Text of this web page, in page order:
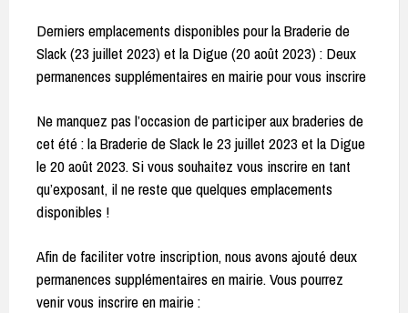
Derniers emplacements disponibles pour la Braderie de
Slack (23 juillet 2023) et la Digue (20 août 2023) : Deux
permanences supplémentaires en mairie pour vous inscrire
Ne manquez pas l’occasion de participer aux braderies de
cet été : la Braderie de Slack le 23 juillet 2023 et la Digue
le 20 août 2023. Si vous souhaitez vous inscrire en tant
qu’exposant, il ne reste que quelques emplacements
disponibles !
Afin de faciliter votre inscription, nous avons ajouté deux
permanences supplémentaires en mairie. Vous pourrez
venir vous inscrire en mairie :